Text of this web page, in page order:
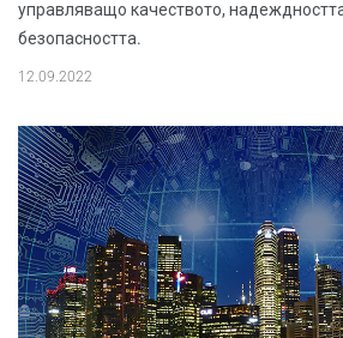
управляващо качеството,
безопасността.
12.09.2022